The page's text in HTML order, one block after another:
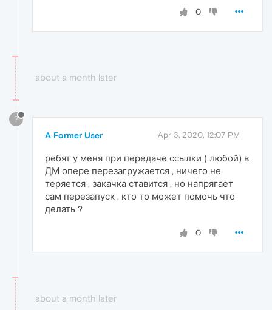
0
about a month later
?
A Former User Apr 3, 2020, 12:07 PM
ребят у меня при передаче ссылки ( любой) в
ДМ опере перезагружается , ничего не
теряется , закачка ставится , но напрягает
сам перезапуск , кто то может помочь что
делать ?
0
about a month later